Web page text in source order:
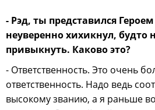
- Рэд, ты представился
неуверенно хихикнул,
привыкнуть. Каково это?
- Ответственность. Это очень
ответственность. Надо ведь
высокому званию, а я раньше